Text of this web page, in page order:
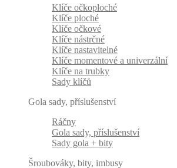
Klíče očkoploché
Klíče ploché
Klíče očkové
Klíče nástrčné
Klíče nastavitelné
Klíče momentové a univerzální
Klíče na trubky
Sady klíčů
Gola sady, příslušenství
Ráčny
Gola sady, příslušenství
Sady gola + bity
Šroubováky, bity, imbusy